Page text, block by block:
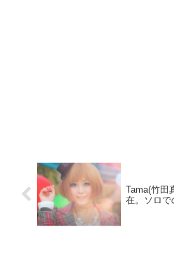
Tama(竹田
在。ソロで